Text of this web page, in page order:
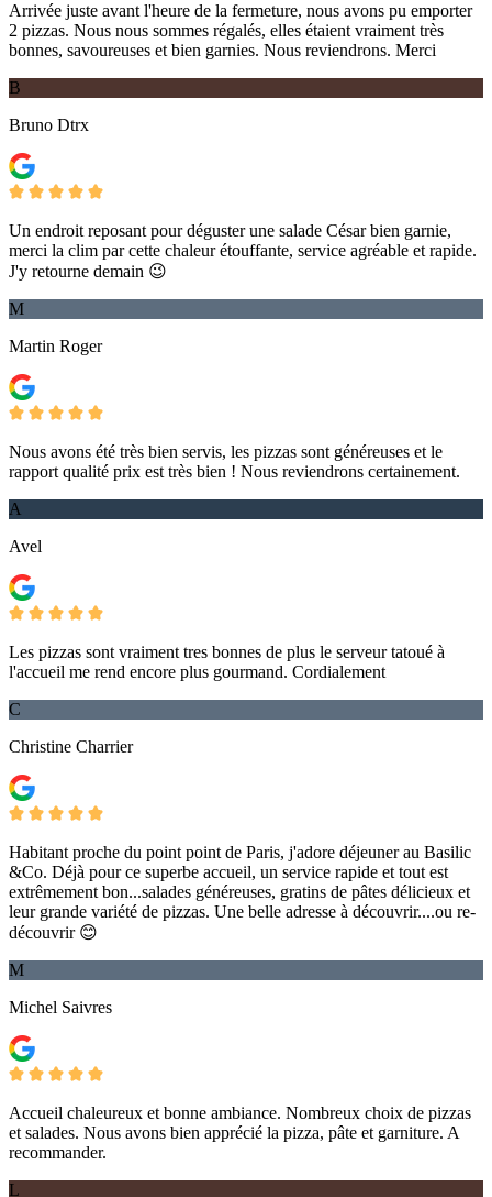
Arrivée juste avant l'heure de la fermeture, nous avons pu emporter
2 pizzas. Nous nous sommes régalés, elles étaient vraiment très
bonnes, savoureuses et bien garnies. Nous reviendrons. Merci
B
Bruno Dtrx
Un endroit reposant pour déguster une salade César bien garnie,
merci la clim par cette chaleur étouffante, service agréable et rapide.
J'y retourne demain 😉
M
Martin Roger
Nous avons été très bien servis, les pizzas sont généreuses et le
rapport qualité prix est très bien ! Nous reviendrons certainement.
A
Avel
Les pizzas sont vraiment tres bonnes de plus le serveur tatoué à
l'accueil me rend encore plus gourmand. Cordialement
C
Christine Charrier
Habitant proche du point point de Paris, j'adore déjeuner au Basilic
&Co. Déjà pour ce superbe accueil, un service rapide et tout est
extrêmement bon...salades généreuses, gratins de pâtes délicieux et
leur grande variété de pizzas. Une belle adresse à découvrir....ou re-
découvrir 😊
M
Michel Saivres
Accueil chaleureux et bonne ambiance. Nombreux choix de pizzas
et salades. Nous avons bien apprécié la pizza, pâte et garniture. A
recommander.
L